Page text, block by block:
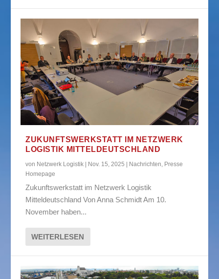
ZUKUNFTSWERKSTATT IM NETZWERK
LOGISTIK MITTELDEUTSCHLAND
von Netzwerk Logistik Nov. 15, 2025 Nachrichten, Presse
Homepage
Zukunftswerkstatt im Netzwerk Logistik
Mitteldeutschland Von Anna Schmidt Am 10.
November haben...
WEITERLESEN